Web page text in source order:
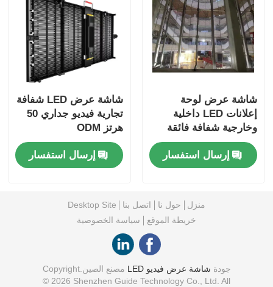
شاشة عرض لوحة
إعلانات LED داخلية
وخارجية شفافة فائقة
النحافة
إرسال استفسار
شاشة عرض LED شفافة
تجارية فيديو جداري 50
هرتز ODM
إرسال استفسار
منزل حول نا اتصل بنا
Desktop Site
خريطة الموقع
سياسة الخصوصية
جودة شاشة عرض فيديو LED
مصنع الصين.Copyright
© 2026 Shenzhen Guide Technology Co., Ltd. All